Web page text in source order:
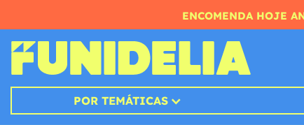
ENCOMENDA HOJE
POR TEMÁTICAS